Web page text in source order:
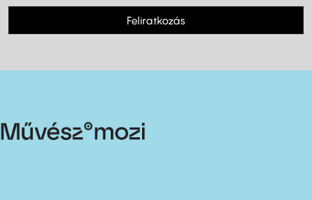
Feliratkozás